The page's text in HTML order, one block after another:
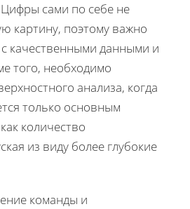
Цифры сами по себе не
картину, поэтому важно
с качественными данными и
того, необходимо
анализа, когда
только основным
количество
из виду более глубокие
команды и